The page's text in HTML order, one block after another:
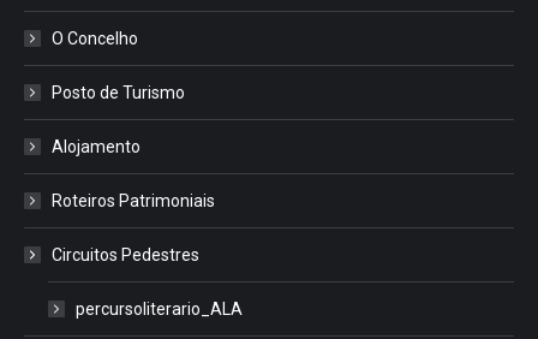
O Concelho
Posto de Turismo
Alojamento
Roteiros Patrimoniais
Circuitos Pedestres
percursoliterario_ALA